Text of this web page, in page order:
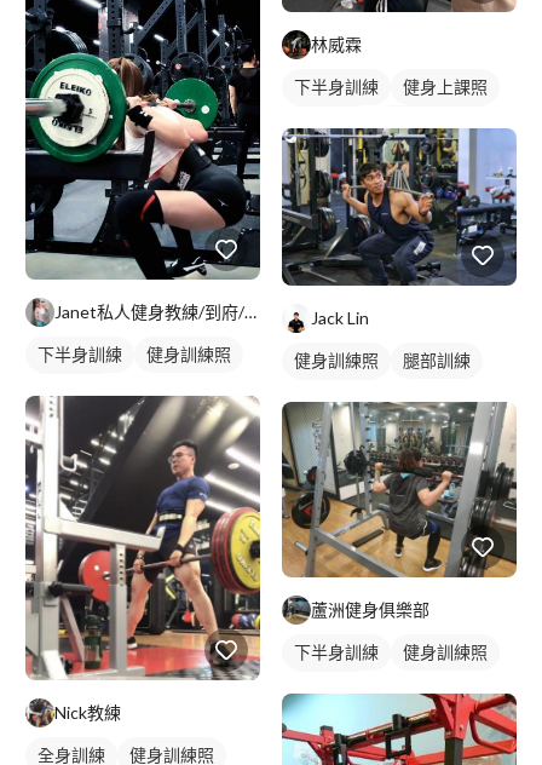
腿部訓練
Janet私人健身教練/到府/超核心健身房
下半身訓練
健身訓練照
Nick教練
全身訓練 健身訓練照
林威霖
下半身訓練
健身上課照
健身教練
私人健身教練
重訓教練
健身課程
重訓課程
腿部訓練
Jack Lin
健身訓練照
腿部訓練
蘆洲健身俱樂部
下半身訓練
健身訓練照